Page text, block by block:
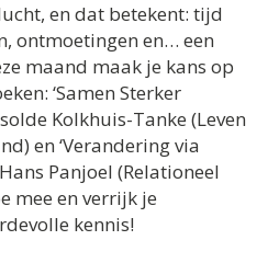
en dat betekent: tijd
ontmoetingen en… een
maand maak je kans op
‘Samen Sterker
Kolkhuis-Tanke (Leven
en ‘Verandering via
Panjoel (Relationeel
mee en verrijk je
kennis!